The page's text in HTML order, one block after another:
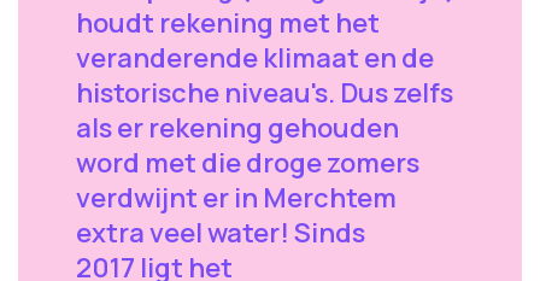
houdt rekening met het
veranderende klimaat en de
historische niveau's. Dus zelfs
als er rekening gehouden
word met die droge zomers
verdwijnt er in Merchtem
extra veel water! Sinds
2017 ligt het